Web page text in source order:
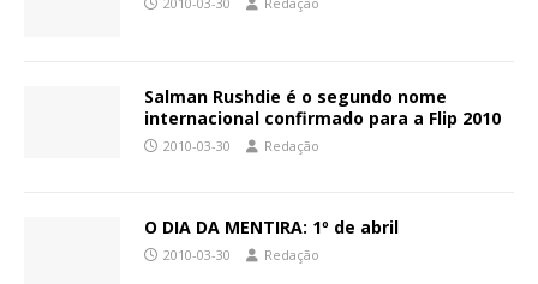
Salman Rushdie é o segundo nome
internacional confirmado para a Flip 2010
2010-03-30 Redação
O DIA DA MENTIRA: 1º de abril
2010-03-30 Redação